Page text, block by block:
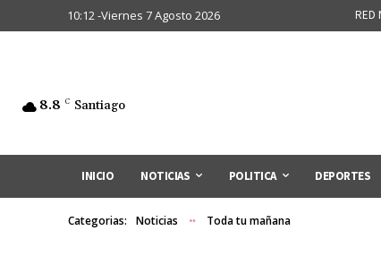
10:12 -Viernes 7 Agosto 2026 RED
8.8 C Santiago
INICIO NOTICIAS POLITICA DEPORTES
Categorias: Noticias Toda tu mañana